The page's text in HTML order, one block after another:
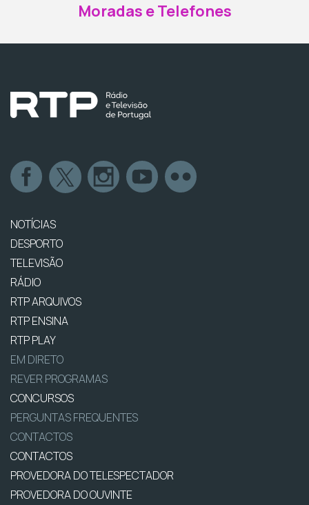
Moradas e Telefones
NOTÍCIAS
DESPORTO
TELEVISÃO
RÁDIO
RTP ARQUIVOS
RTP ENSINA
RTP PLAY
EM DIRETO
REVER PROGRAMAS
CONCURSOS
PERGUNTAS FREQUENTES
CONTACTOS
CONTACTOS
PROVEDORA DO TELESPECTADOR
PROVEDORA DO OUVINTE